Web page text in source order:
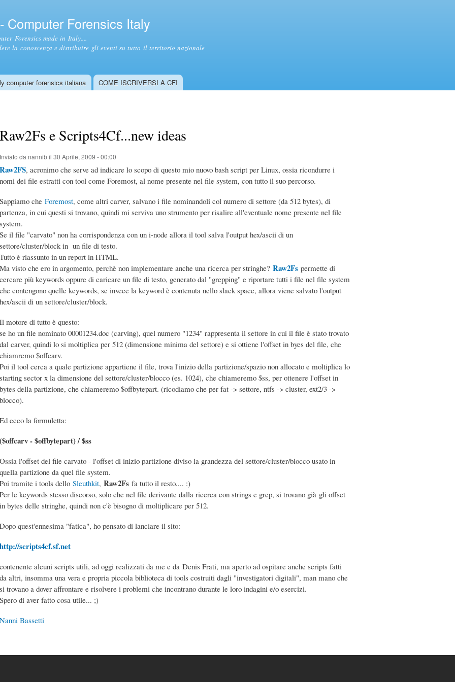
principale
Computer Forensics Italy
Forensics made in Italy....
la conoscenza e distribuire gli eventi su tutto il territorio nazionale
computer forensics italiana COME ISCRIVERSI A CFI
Raw2Fs e Scripts4Cf...new ideas
Inviato da nannibil 30 Aprile, 2009 - 00:00
Raw2FS, acronimo che serve ad indicare lo scopo di questo mio nuovo bash script per Linux, ossia ricondurre i
nomi dei file estratti con tool come Foremost, al nome presente nel file system, con tutto il suo percorso.
Sappiamo che Foremost, come altri carver, salvano i file nominandoli col numero di settore (da 512 bytes), di
partenza, in cui questi si trovano, quindi mi serviva uno strumento per risalire all'eventuale nome presente nel file
system.
Se il file "carvato" non ha corrispondenza con un i-node allora il tool salva l'output hex/ascii di un
settore/cluster/block in un file di testo.
Tutto è riassunto in un report in HTML.
Ma visto che ero in argomento, perchè non implementare anche una ricerca per stringhe? Raw2Fs permette di
cercare più keywords oppure di caricare un file di testo, generato dal "grepping" e riportare tutti i file nel file system
che contengono quelle keywords, se invece la keyword è contenuta nello slack space, allora viene salvato l'output
hex/ascii di un settore/cluster/block.
Il motore di tutto è questo:
se ho un file nominato 00001234.doc (carving), quel numero "1234" rappresenta il settore in cui il file è stato trovato
dal carver, quindi lo si moltiplica per 512 (dimensione minima del settore) e si ottiene l'offset in byes del file, che
chiamremo $offcarv.
Poi il tool cerca a quale partizione appartiene il file, trova l'inizio della partizione/spazio non allocato e moltiplica lo
starting sector x la dimensione del settore/cluster/blocco (es. 1024), che chiameremo $ss, per ottenere l'offset in
bytes della partizione, che chiameremo $offbytepart. (ricodiamo che per fat -> settore, ntfs -> cluster, ext2/3 ->
blocco).
Ed ecco la formuletta:
($offcarv - $offbytepart) / $ss
Ossia l'offset del file carvato - l'offset di inizio partizione diviso la grandezza del settore/cluster/blocco usato in
quella partizione da quel file system.
Poi tramite i tools dello Sleuthkit, Raw2Fs fa tutto il resto.... :)
Per le keywords stesso discorso, solo che nel file derivante dalla ricerca con strings e grep, si trovano già gli offset
in bytes delle stringhe, quindi non c'è bisogno di moltiplicare per 512.
Dopo quest'ennesima "fatica", ho pensato di lanciare il sito:
http://scripts4cf.sf.net
contenente alcuni scripts utili, ad oggi realizzati da me e da Denis Frati, ma aperto ad ospitare anche scripts fatti
da altri, insomma una vera e propria piccola biblioteca di tools costruiti dagli "investigatori digitali", man mano che
si trovano a dover affrontare e risolvere i problemi che incontrano durante le loro indagini e/o esercizi.
Spero di aver fatto cosa utile... ;)
Nanni Bassetti